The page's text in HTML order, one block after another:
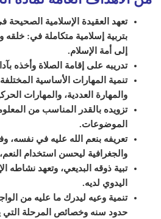
تعهد العقيدة الإسلامية الصحيحة
بتربية إسلامية متكاملة في: خلقه
إلى أمة الإسلام.
تدريبه على إقامة الصلاة وأخذه
تنمية المهارات الأساسية
والمهارة العددية، والمهارات
تزويده بالقدر المناسب من
الموضوعات.
تعريفه بنعم الله عليه في نفسه،
والجغرافية ليحسن استخدام
تبية ذوقه البديعي، وتعهد نشاطه
اليدوي لديه.
تنمية وعيه ليدرك ما عليه من
حدود سنه وخصائص المرحلة